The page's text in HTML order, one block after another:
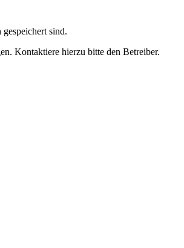
sind.
Kontaktiere hierzu bitte den Betreiber.